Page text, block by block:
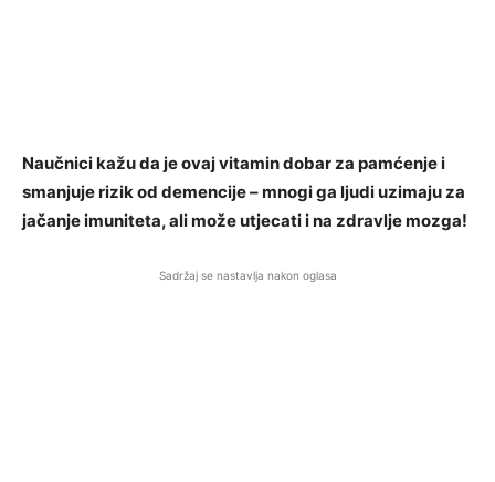
Naučnici kažu da je ovaj vitamin dobar za pamćenje i
smanjuje rizik od demencije – mnogi ga ljudi uzimaju za
jačanje imuniteta, ali može utjecati i na zdravlje mozga!
Sadržaj se nastavlja nakon oglasa